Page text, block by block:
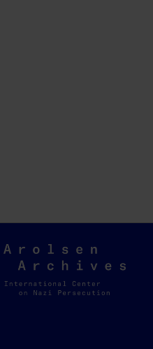
Arolsen
Archives